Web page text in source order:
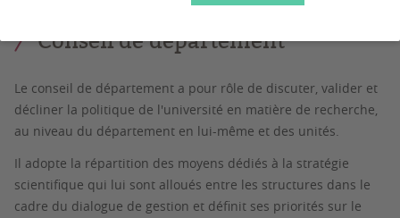
Conseil de département
Le conseil de département a pour rôle de discuter, valider et
décliner la politique de l'université en matière de recherche,
au niveau du département en lui-même et des unités.
Il adopte la répartition des moyens dédiés à la stratégie
scientifique qui lui sont alloués entre les structures dans le
cadre du dialogue de gestion et définit ses priorités sur le